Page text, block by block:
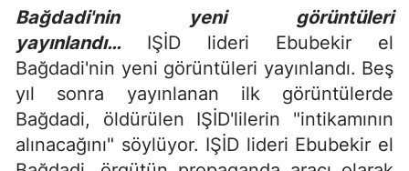
Bağdadi'nin yeni görüntüleri
yayınlandı… IŞİD lideri Ebubekir el
Bağdadi'nin yeni görüntüleri yayınlandı. Beş
yıl sonra yayınlanan ilk görüntülerde
Bağdadi, öldürülen IŞİD'lilerin "intikamının
alınacağını" söylüyor. IŞİD lideri Ebubekir el